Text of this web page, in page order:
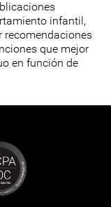
infantil,
recomendaciones
que mejor
en función de